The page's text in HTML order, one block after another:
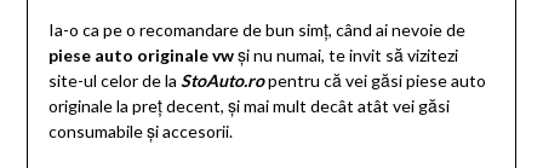
Ia-o ca pe o recomandare de bun simț, când ai nevoie de
piese auto originale vwși nu numai, te invit să vizitezi
site-ul celor de la StoAuto.ropentru că vei găsi piese auto
originale la preț decent, și mai mult decât atât vei găsi
consumabile și accesorii.